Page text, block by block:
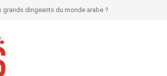
grands dirigeants du monde arabe ?